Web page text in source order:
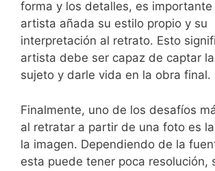
forma ⁤y los ‍detalles, es importante
artista añada su estilo⁢ propio y ‍su
interpretación al retrato.⁢ Esto
artista debe ser capaz de captar
sujeto y darle⁣ vida en la obra final.
Finalmente, uno de los desafíos
al retratar a partir de una foto es
la imagen. Dependiendo de la
esta puede tener poca resolución,